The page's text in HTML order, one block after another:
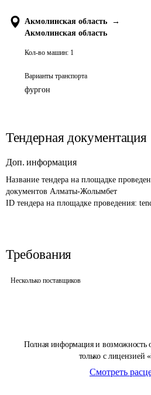
Полная информация и возможность
только с лицензией
Смотреть
Акмолинская область
→
Акмолинская область
Кол-во машин: 1
Варианты транспорта
фургон
Тендерная документация
Доп. информация
Название тендера на площадке
документов Алматы-Жолымбет
ID тендера на площадке проведения:
Требования
Несколько поставщиков